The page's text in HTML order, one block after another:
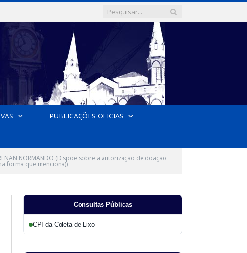
PUBLICAÇÕES OFICIAS
RENAN NORMANDO (Dispõe sobre a autorização de doação
forma que menciona))
Consultas Públicas
CPI da Coleta de Lixo